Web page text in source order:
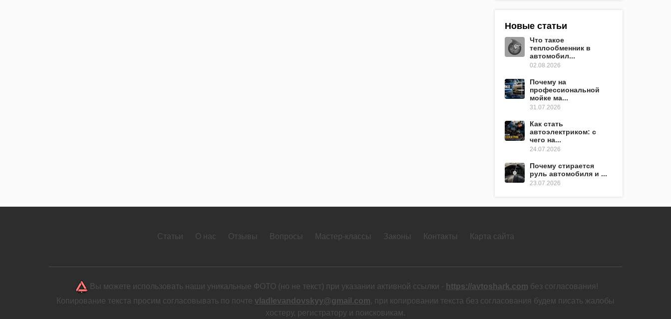
Новые статьи
Что такое
теплообменник в
автомобил...
02.08.2026
Почему на
профессиональной
мойке ма...
31.07.2026
Как стать
автоэлектриком: с
чего на...
24.07.2026
Почему стирается
руль автомобиля и ...
23.07.2026
Статьи О нас Отзывы Вопросы Мастер-классы Законы Контакты Карта сайта
Вы можете использовать наши уникальные ФОТО (но не текст) при указании активной ссылки - https://avtoshark.com без согласования!
Копирование текста просим согласовывать по почте vladlevandovskyy@gmail.com, при копировании текста без согласования будем писать жалобы
хостеру, регистратору и поисковикам.